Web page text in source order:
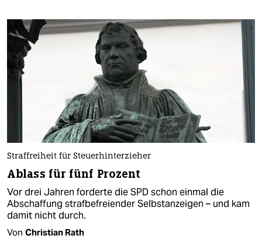
Straffreiheit für Steuerhinterzieher
Ablass für fünf Prozent
Vor drei Jahren forderte die SPD schon einmal die
Abschaffung strafbefreiender Selbstanzeigen – und kam
damit nicht durch.
Von Christian Rath